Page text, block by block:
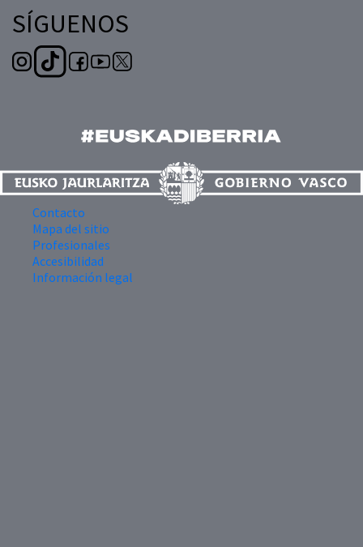
SÍGUENOS
Contacto
Mapa del sitio
Profesionales
Accesibilidad
Información legal